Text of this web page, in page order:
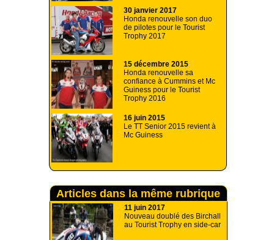
30 janvier 2017
Honda renouvelle son duo
de pilotes pour le Tourist
Trophy 2017
15 décembre 2015
Honda renouvelle sa
confiance à Cummins et Mc
Guiness pour le Tourist
Trophy 2016
16 juin 2015
Le TT Senior 2015 revient à
Mc Guiness
Articles dans la même rubrique
11 juin 2017
Nouveau doublé des Birchall
au Tourist Trophy en side-car